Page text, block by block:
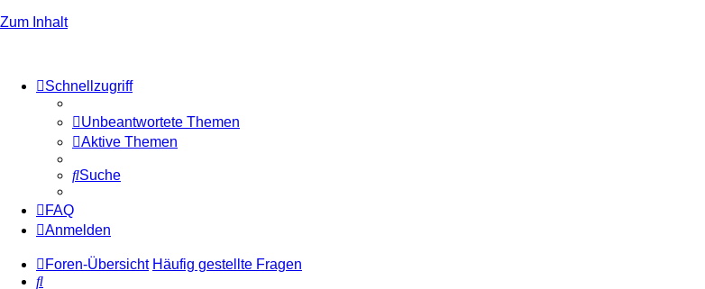
Zum Inhalt
Schnellzugriff
Unbeantwortete Themen
Aktive Themen
Suche
FAQ
Anmelden
Foren-Übersicht Häufig gestellte Fragen
Suche